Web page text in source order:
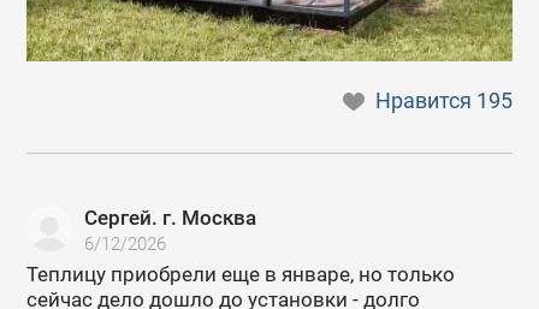
Нравится 195
Сергей. г. Москва
6/12/2026
Теплицу приобрели еще в январе, но только
сейчас дело дошло до установки - долго